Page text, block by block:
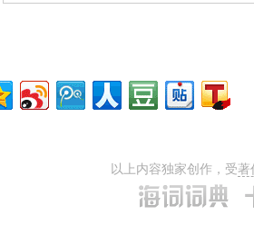
以上内容独家创作，受著